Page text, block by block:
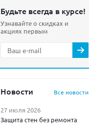
Будьте всегда в курсе!
Узнавайте о скидках и
акциях первым
Новости Все новости
27 июля 2026
Защита стен без ремонта